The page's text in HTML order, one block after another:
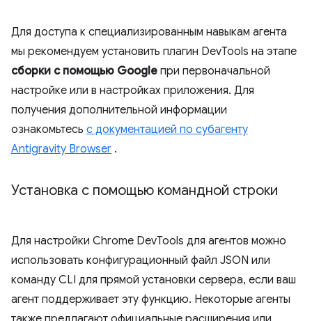
Для доступа к специализированным навыкам агента
мы рекомендуем установить плагин DevTools на этапе
сборки с помощью Google при первоначальной
настройке или в настройках приложения. Для
получения дополнительной информации
ознакомьтесь с документацией по субагенту
Antigravity Browser .
Установка с помощью командной строки
Для настройки Chrome DevTools для агентов можно
использовать конфигурационный файл JSON или
команду CLI для прямой установки сервера, если ваш
агент поддерживает эту функцию. Некоторые агенты